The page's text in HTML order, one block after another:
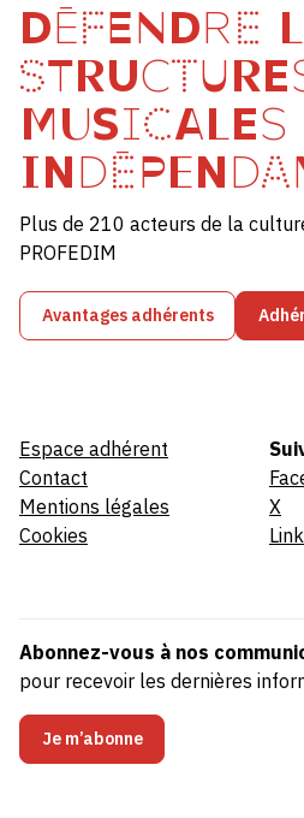
DÉFENDRE
MUSICALES
Plus de 210 acteurs de la
PROFEDIM
Avantages adhérents
Espace adhérent
Contact
Mentions légales
Cookies
X
Abonnez-vous à nos
pour recevoir les dernières
Je m’abonne